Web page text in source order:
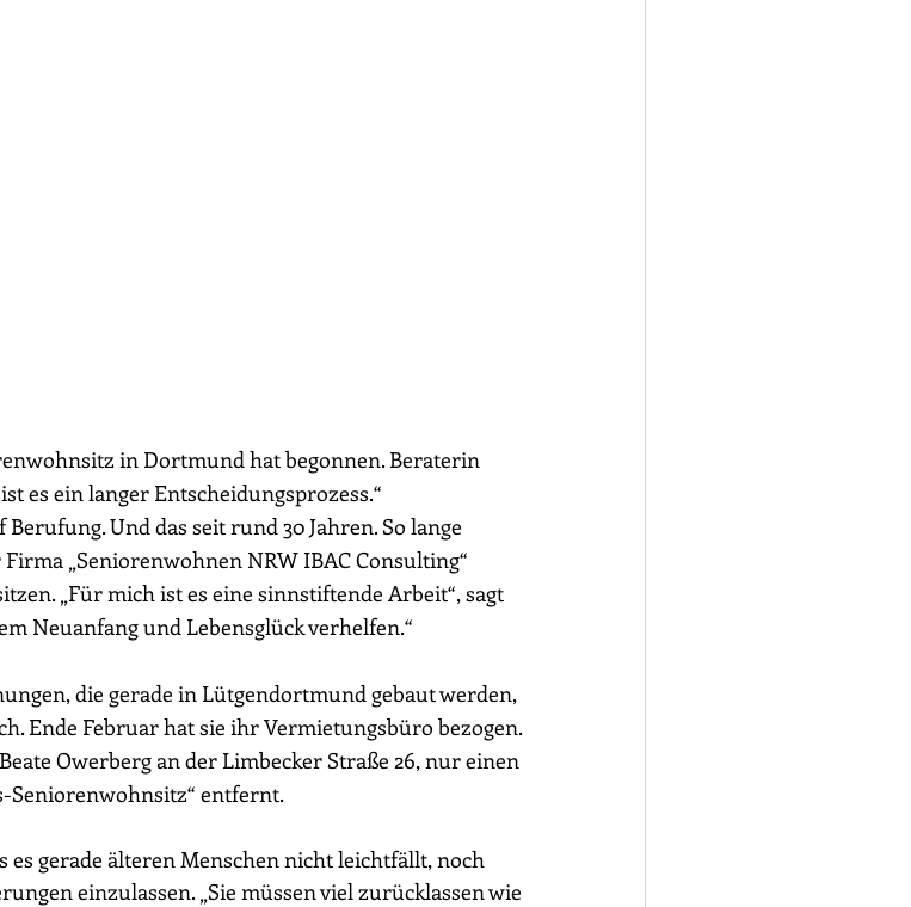
in Dortmund hat begonnen. Beraterin
es ein langer Entscheidungsprozess.“
Und das seit rund 30 Jahren. So lange
„Seniorenwohnen NRW IBAC Consulting“
„Für mich ist es eine sinnstiftende Arbeit“, sagt
Neuanfang und Lebensglück verhelfen.“
die gerade in Lütgendortmund gebaut werden,
Ende Februar hat sie ihr Vermietungsbüro bezogen.
Owerberg an der Limbecker Straße 26, nur einen
Seniorenwohnsitz“ entfernt.
gerade älteren Menschen nicht leichtfällt, noch
einzulassen. „Sie müssen viel zurücklassen wie